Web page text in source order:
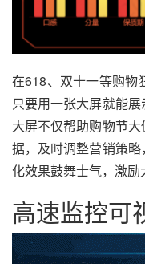
在618、双十一等购物
只要用一张大屏就能
大屏不仅帮助购物节
据，及时调整营销策
化效果鼓舞士气，激励
高速监控可